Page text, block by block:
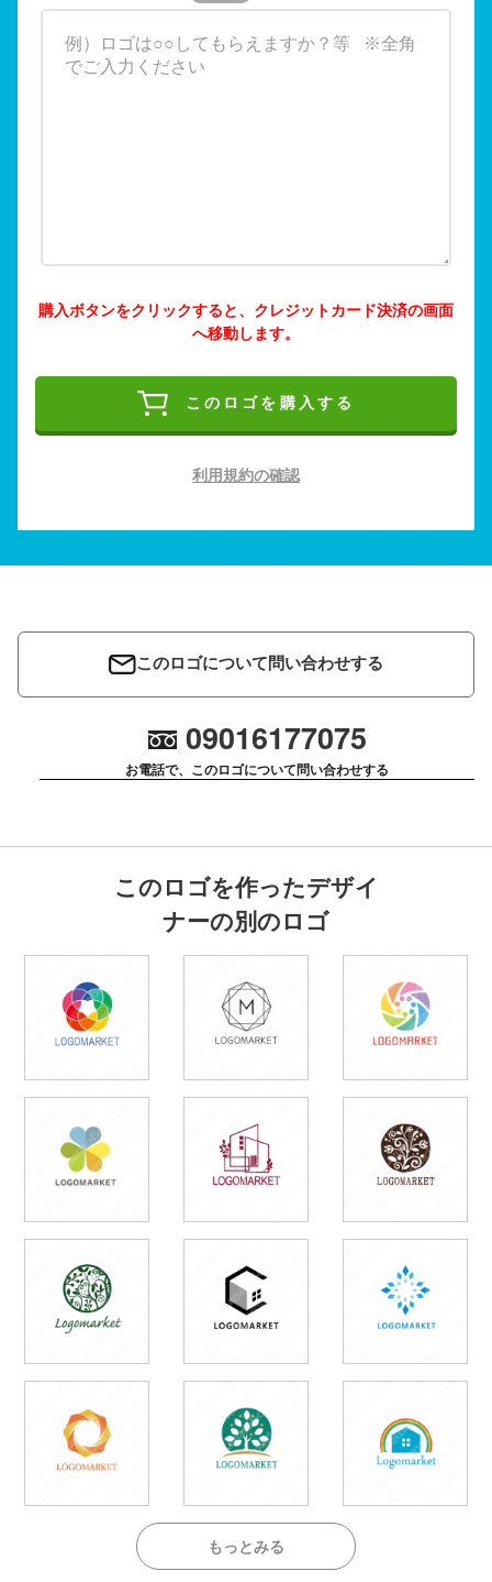
購入ボタンをクリックすると、クレジットカード決済の画面
へ移動します。
このロゴを購入する
利用規約の確認
このロゴについて問い合わせする
09016177075
お電話で、このロゴについて問い合わせする
このロゴを作ったデザイ
ナーの別のロゴ
もっとみる